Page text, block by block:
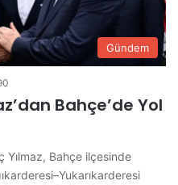
Gündem
Bahçe’de Yol
Yılmaz, Bahçe ilçesinde